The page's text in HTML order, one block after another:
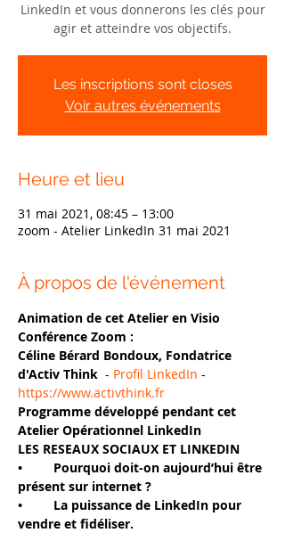
LinkedIn et vous donnerons les clés pour
agir et atteindre vos objectifs.
Les inscriptions sont closes
Voir autres événements
Heure et lieu
31 mai 2021, 08:45 – 13:00
zoom - Atelier LinkedIn 31 mai 2021
À propos de l'événement
Animation de cet Atelier en Visio
Conférence Zoom :
Céline Bérard Bondoux, Fondatrice
d'Activ Think - Profil LinkedIn -
https://www.activthink.fr
Programme développé pendant cet
Atelier Opérationnel LinkedIn
LES RESEAUX SOCIAUX ET LINKEDIN
•	Pourquoi doit-on aujourd’hui être
présent sur internet ?
•	La puissance de LinkedIn pour
vendre et fidéliser.